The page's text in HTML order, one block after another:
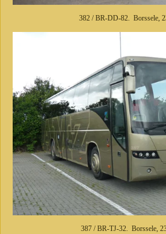
382 / BR-DD-82. Borssele,
387 / BR-TJ-32. Borssele,